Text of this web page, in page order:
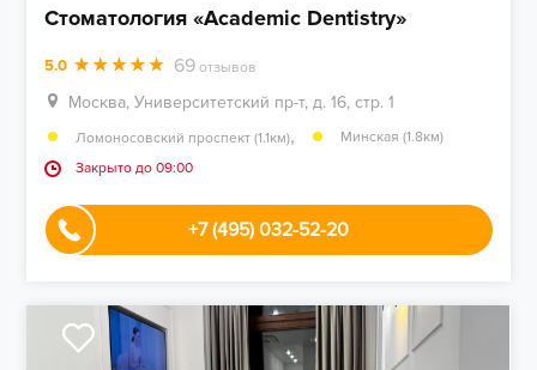
Стоматология «Academic Dentistry»
5.0 69 отзывов
Москва, Университетский пр-т, д. 16, стр. 1
Ломоносовский проспект (1.1км),
Минская (1.8км)
Закрыто до 09:00
+7 (495) 032-52-20